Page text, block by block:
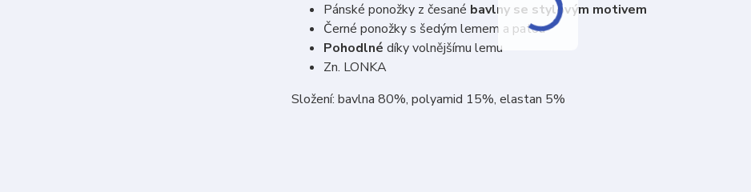
Pánské ponožky z česané bavlny se stylovým motivem
Černé ponožky s šedým lemem a patou
Pohodlné díky volnějšímu lemu
Zn. LONKA
Složení: bavlna 80%, polyamid 15%, elastan 5%